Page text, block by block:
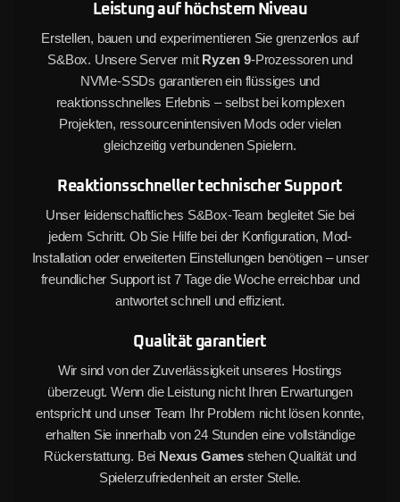
Leistung auf höchstem Niveau
Erstellen, bauen und experimentieren Sie grenzenlos auf
S&Box. Unsere Server mit Ryzen 9-Prozessoren und
NVMe-SSDs garantieren ein flüssiges und
reaktionsschnelles Erlebnis – selbst bei komplexen
Projekten, ressourcenintensiven Mods oder vielen
gleichzeitig verbundenen Spielern.
Reaktionsschneller technischer Support
Unser leidenschaftliches S&Box-Team begleitet Sie bei
jedem Schritt. Ob Sie Hilfe bei der Konfiguration, Mod-
Installation oder erweiterten Einstellungen benötigen – unser
freundlicher Support ist 7 Tage die Woche erreichbar und
antwortet schnell und effizient.
Qualität garantiert
Wir sind von der Zuverlässigkeit unseres Hostings
überzeugt. Wenn die Leistung nicht Ihren Erwartungen
entspricht und unser Team Ihr Problem nicht lösen konnte,
erhalten Sie innerhalb von 24 Stunden eine vollständige
Rückerstattung. Bei Nexus Gamesstehen Qualität und
Spielerzufriedenheit an erster Stelle.